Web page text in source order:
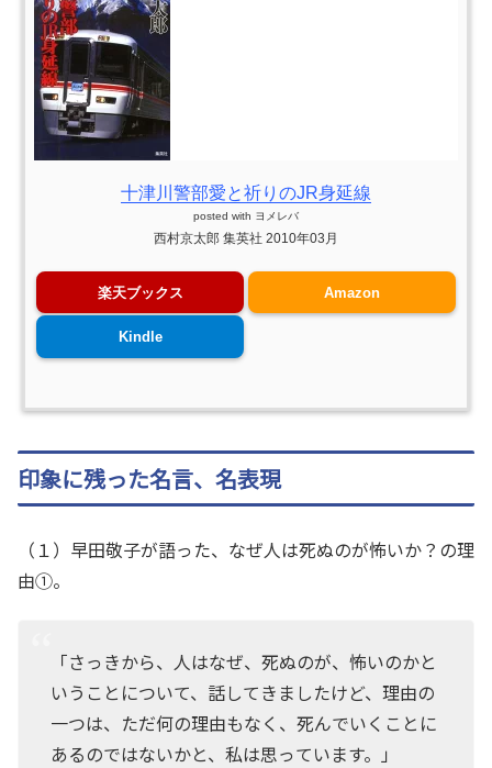
十津川警部愛と祈りのJR身延線
posted with ヨメレバ
西村京太郎 集英社 2010年03月
楽天ブックス Amazon
Kindle
印象に残った名言、名表現
（１）早田敬子が語った、なぜ人は死ぬのが怖いか？の理
由①。
「さっきから、人はなぜ、死ぬのが、怖いのかと
いうことについて、話してきましたけど、理由の
一つは、ただ何の理由もなく、死んでいくことに
あるのではないかと、私は思っています。」